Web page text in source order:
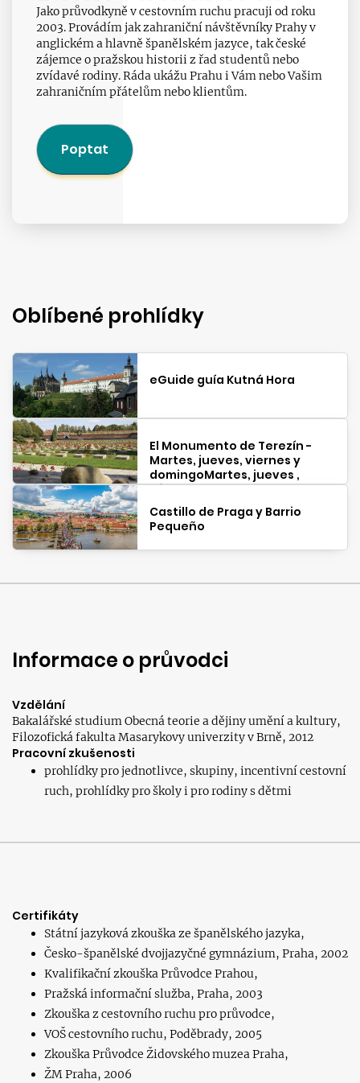
Jako průvodkyně v cestovním ruchu pracuji od roku
2003. Provádím jak zahraniční návštěvníky Prahy v
anglickém a hlavně španělském jazyce, tak české
zájemce o pražskou historii z řad studentů nebo
zvídavé rodiny. Ráda ukážu Prahu i Vám nebo Vašim
zahraničním přátelům nebo klientům.
Poptat
Oblíbené prohlídky
eGuide guía Kutná Hora
El Monumento de Terezín -
Martes, jueves, viernes y
domingoMartes, jueves ,
sábado 8:45
Castillo de Praga y Barrio
Pequeño
Informace o průvodci
Vzdělání
Bakalářské studium Obecná teorie a dějiny umění a kultury,
Filozofická fakulta Masarykovy univerzity v Brně, 2012
Pracovní zkušenosti
prohlídky pro jednotlivce, skupiny, incentivní cestovní
ruch, prohlídky pro školy i pro rodiny s dětmi
Certifikáty
Státní jazyková zkouška ze španělského jazyka,
Česko-španělské dvojjazyčné gymnázium, Praha, 2002
Kvalifikační zkouška Průvodce Prahou,
Pražská informační služba, Praha, 2003
Zkouška z cestovního ruchu pro průvodce,
VOŠ cestovního ruchu, Poděbrady, 2005
Zkouška Průvodce Židovského muzea Praha,
ŽM Praha, 2006